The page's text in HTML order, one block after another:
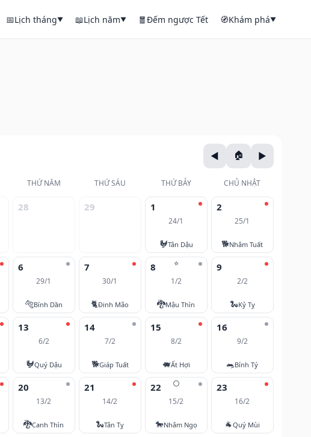
📅Lịch tháng▼ 📖Lịch năm▼ 🧧Đếm ngược Tết 🧭Khám phá▼
THỨ NĂM THỨ SÁU THỨ BẢY CHỦ NHẬT
28 29 1
24/1
🐓Tân Dậu
2
25/1
🐕Nhâm Tuất
6
29/1
🐅Bính Dần
7
30/1
🐈Đinh Mão
⭐
8
1/2
🐉Mậu Thìn
9
2/2
🐍Kỷ Tỵ
13
6/2
🐓Quý Dậu
14
7/2
🐕Giáp Tuất
15
8/2
🐖Ất Hợi
16
9/2
🐀Bính Tý
20
13/2
🐉Canh Thìn
21
14/2
🐍Tân Tỵ
🌕
22
15/2
🐎Nhâm Ngọ
23
16/2
🐐Quý Mùi